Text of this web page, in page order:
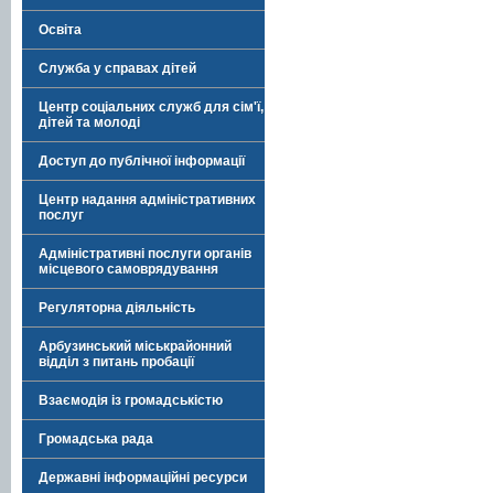
Освіта
Служба у справах дітей
Центр соціальних служб для сім'ї,
дітей та молоді
Доступ до публічної інформації
Центр надання адміністративних
послуг
Адміністративні послуги органів
місцевого самоврядування
Регуляторна діяльність
Арбузинський міськрайонний
відділ з питань пробації
Взаємодія із громадськістю
Громадська рада
Державні інформаційні ресурси